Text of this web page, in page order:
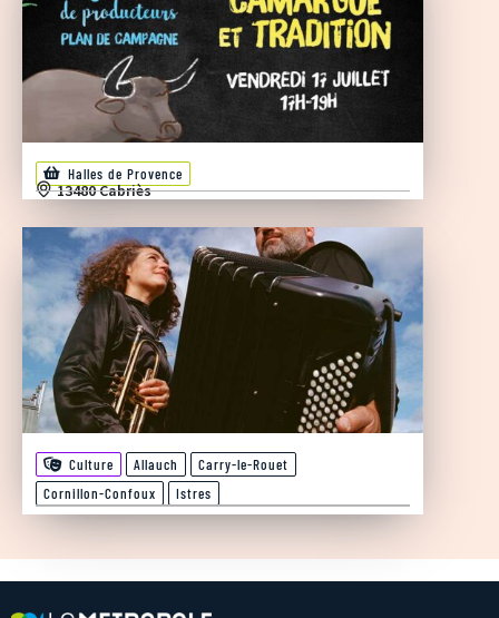
Halles de Provence
13480 Cabriès
Culture Allauch
Carry-le-Rouet
Cornillon-Confoux
Istres